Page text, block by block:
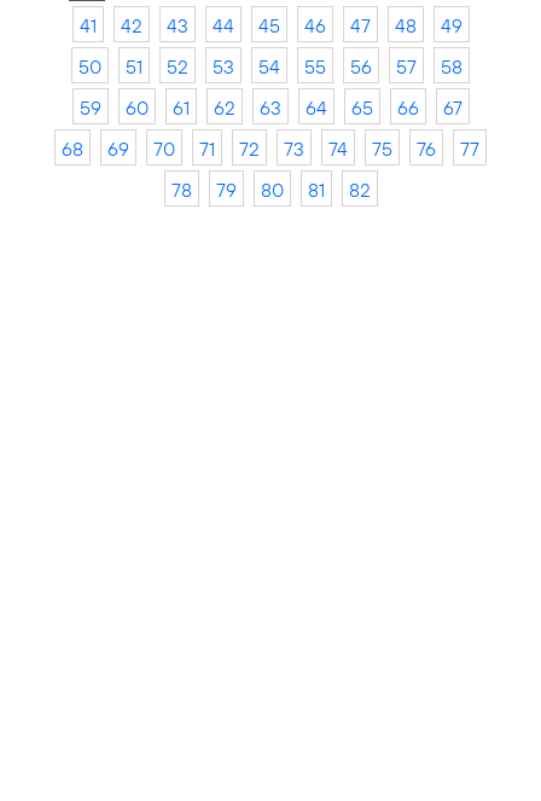
41
42 43 44 45 46 47 48
49
50
51 52 53 54 55 56 57
58
59
60 61 62 63 64 65 66
67
68
69 70 71 72 73 74 75 76
77
78
79 80 81 82